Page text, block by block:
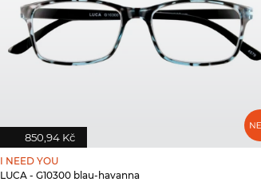
850,94 Kč
I NEED YOU
LUCA - G10300 blau-havanna